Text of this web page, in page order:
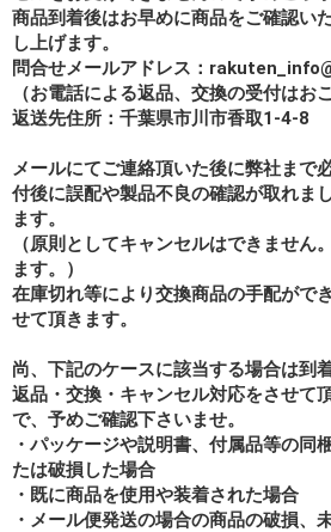
商品到着後はお早めに商品をご確認い
し上げます。
問合せメールアドレス：
（お電話による返品、交換の受付はお
返送先住所：千葉県市川市香取1-4-8
メールにてご連絡頂いた後に弊社まで
付後に誤配や製品不良の確認が取れま
ます。
（原則としてキャンセルはできません
ます。）
在庫切れ等により交換商品の手配がで
せて頂きます。
尚、下記のケースに該当する場合は到
返品・交換・キャンセル対応をさせて
で、予めご確認下さいませ。
・パッケージや説明書、付属品等の同
たは破損した場合
・既に商品を使用や装着された場合
・メール便発送の場合の商品の破損、